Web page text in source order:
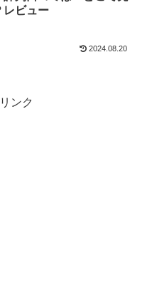
レビュー
2024.08.20
ンク